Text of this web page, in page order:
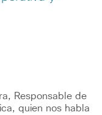
Responsable de
quien nos habla